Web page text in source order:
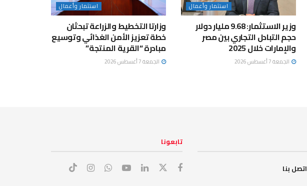
استثمار وأعمال
وزير الاستثمار: 9.68 مليار دولار
حجم التبادل التجاري بين مصر
والإمارات خلال 2025
الجمعة 7 أغسطس 2026
استثمار وأعمال
وزارتا التخطيط والزراعة تبحثان
خطة تعزيز الأمن الغذائي وتوسيع
مبادرة “القرية المنتجة”
الجمعة 7 أغسطس 2026
اتصل بنا
تابعونا